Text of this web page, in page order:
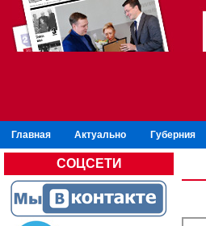
Главная Актуально Губерния
СОЦСЕТИ